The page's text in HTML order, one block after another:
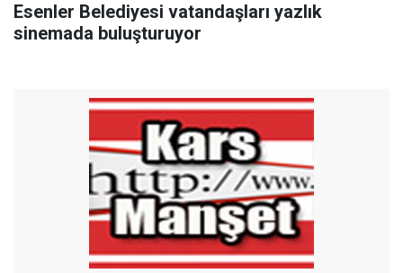
Esenler Belediyesi vatandaşları yazlık
sinemada buluşturuyor